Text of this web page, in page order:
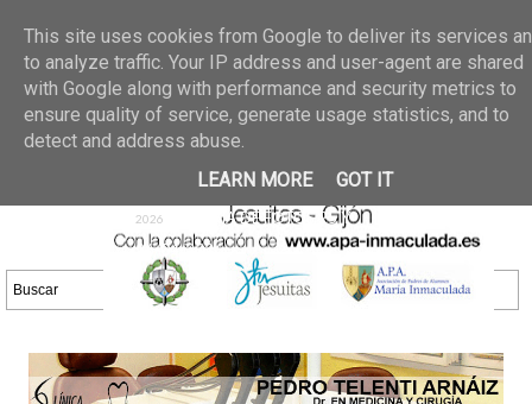
02 jun 2026
GALERIA DE FOTOS
30/05/2026
25 may 2026
GALERIA
DE FOTOS 23/05/2026
20 may
2026
GALERIA DE FOTOS
16/05/2026
DE FOTOS 09/05/2026
28 abr
2026
GALERIA DE FOTOS 25 Y
26/04/2026
This site uses cookies from Google to deliver its services
to analyze traffic. Your IP address and user-agent are shared
with Google along with performance and security metrics to
ensure quality of service, generate usage statistics, and to
detect and address abuse.
LEARN MORE
GOT IT